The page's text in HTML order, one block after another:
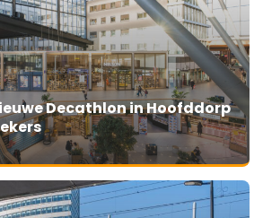
Decathlon in Hoofddorp